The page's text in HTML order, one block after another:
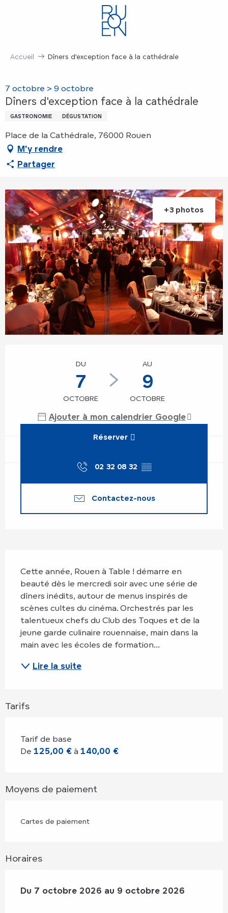
Accueil Dîners d'exception face à la cathédrale
7 octobre > 9 octobre
Dîners d'exception face à la cathédrale
GASTRONOMIE DÉGUSTATION
Place de la Cathédrale, 76000 Rouen
M'y rendre
Partager
+3 photos
DU
7
OCTOBRE
AU
9
OCTOBRE
Ajouter à mon calendrier Google
Réserver
02 32 08 32 ▒▒
Contactez-nous
Cette année, Rouen à Table ! démarre en
beauté dès le mercredi soir avec une série de
dîners inédits, autour de menus inspirés de
scènes cultes du cinéma. Orchestrés par les
talentueux chefs du Club des Toques et de la
jeune garde culinaire rouennaise, main dans la
main avec les écoles de formation...
Lire la suite
Tarifs
Tarif de base
De 125,00 € à 140,00 €
Moyens de paiement
Cartes de paiement
Horaires
Du 7 octobre 2026 au 9 octobre 2026
Du 7 octobre 2026 au 9 octobre 2026